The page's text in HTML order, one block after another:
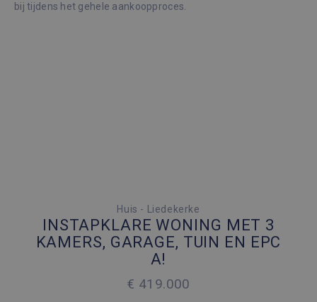
bij tijdens het gehele aankoopproces.
3 SLAAPKAMERS
3 PARKEERPLAATSEN
Huis - Liedekerke
INSTAPKLARE WONING MET 3
KAMERS, GARAGE, TUIN EN EPC
A!
€ 419.000